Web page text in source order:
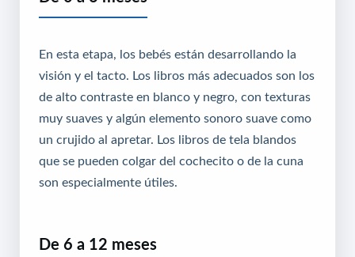
En esta etapa, los bebés están desarrollando la
visión y el tacto. Los libros más adecuados son los
de alto contraste en blanco y negro, con texturas
muy suaves y algún elemento sonoro suave como
un crujido al apretar. Los libros de tela blandos
que se pueden colgar del cochecito o de la cuna
son especialmente útiles.
De 6 a 12 meses